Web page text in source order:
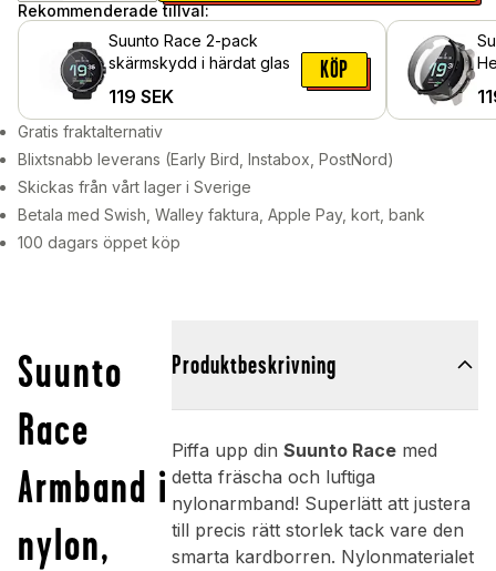
Rekommenderade tillval:
Suunto Race 2-pack
skärmskydd i härdat glas
119 SEK
KÖP
Gratis fraktalternativ
Blixtsnabb leverans (Early Bird, Instabox, PostNord)
Skickas från vårt lager i Sverige
Betala med Swish, Walley faktura, Apple Pay, kort, bank
100 dagars öppet köp
Suunto
Race
Armband i
nylon,
Produktbeskrivning
Piffa upp din Suunto Racemed
detta fräscha och luftiga
nylonarmband! Superlätt att justera
till precis rätt storlek tack vare den
smarta kardborren. Nylonmaterialet